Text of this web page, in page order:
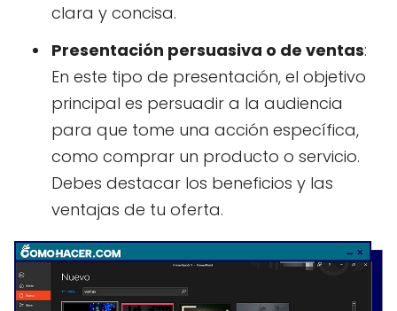
clara y concisa.
Presentación persuasiva o de ventas:
En este tipo de presentación, el objetivo
principal es persuadir a la audiencia
para que tome una acción específica,
como comprar un producto o servicio.
Debes destacar los beneficios y las
ventajas de tu oferta.